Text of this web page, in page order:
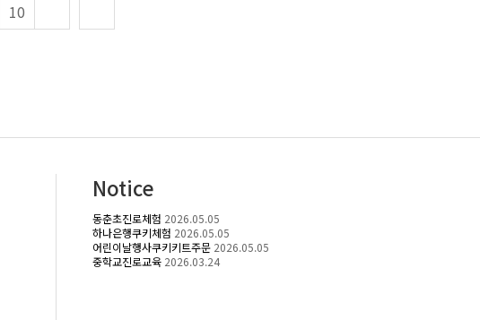
10
Notice
동춘초진로체험 2026.05.05
하나은행쿠키체험 2026.05.05
어린이날행사쿠키키트주문 2026.05.05
중학교진로교육 2026.03.24